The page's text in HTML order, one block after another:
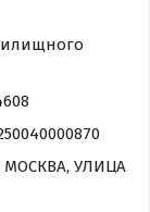
МОСКВА, УЛИЦА